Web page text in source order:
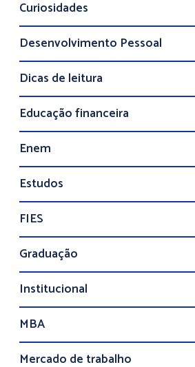
Curiosidades
Desenvolvimento Pessoal
Dicas de leitura
Educação financeira
Enem
Estudos
FIES
Graduação
Institucional
MBA
Mercado de trabalho